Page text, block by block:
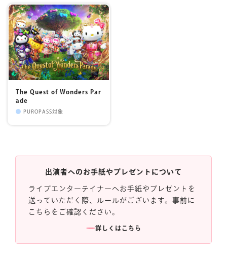
The Quest of Wonders Par
ade
PUROPASS対象
出演者へのお手紙やプレゼントについて
ライブエンターテイナーへお手紙やプレゼントを
送っていただく際、ルールがございます。事前に
こちらをご確認ください。
詳しくはこちら